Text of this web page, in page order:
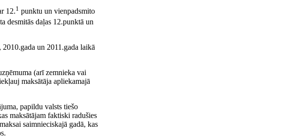
12.1 punktu un vienpadsmito
desmitās daļas 12.punktā un
un 2011.gada laikā
(arī zemnieka vai
maksātāja apliekamajā
papildu valsts tiešo
maksātājam faktiski radušies
saimnieciskajā gadā, kas